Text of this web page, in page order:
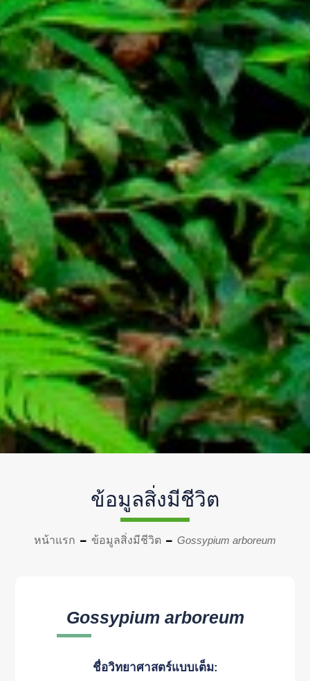
ข้อมูลสิ่งมีชีวิต
หน้าแรก ข้อมูลสิ่งมีชีวิต Gossypium arboreum
Gossypium arboreum
ชื่อวิทยาศาสตร์แบบเต็ม: